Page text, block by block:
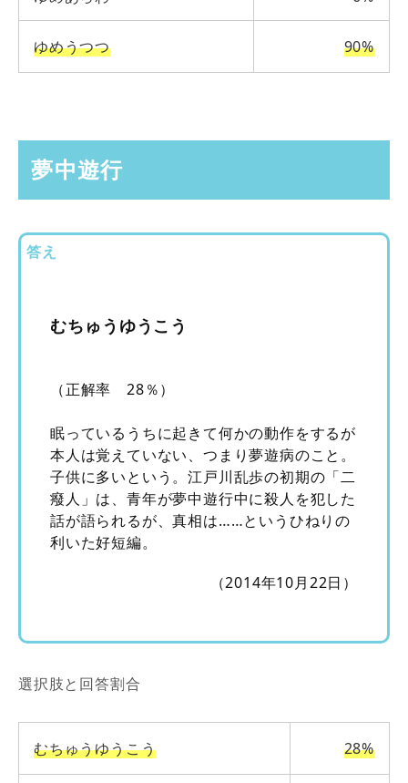
ゆめうつつ 90%
夢中遊行
答え
むちゅうゆうこう
（正解率 28％）
眠っているうちに起きて何かの動作をするが
本人は覚えていない、つまり夢遊病のこと。
子供に多いという。江戸川乱歩の初期の「二
癈人」は、青年が夢中遊行中に殺人を犯した
話が語られるが、真相は……というひねりの
利いた好短編。
（2014年10月22日）
選択肢と回答割合
むちゅうゆうこう 28%